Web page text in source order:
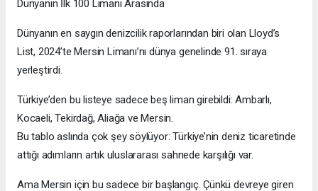
Dünyanın İlk 100 Limanı Arasında
Dünyanın en saygın denizcilik raporlarından biri olan Lloyd’s
List, 2024’te Mersin Limanı’nı dünya genelinde 91. sıraya
yerleştirdi.
Türkiye’den bu listeye sadece beş liman girebildi: Ambarlı,
Kocaeli, Tekirdağ, Aliağa ve Mersin.
Bu tablo aslında çok şey söylüyor: Türkiye’nin deniz ticaretinde
attığı adımların artık uluslararası sahnede karşılığı var.
Ama Mersin için bu sadece bir başlangıç. Çünkü devreye giren